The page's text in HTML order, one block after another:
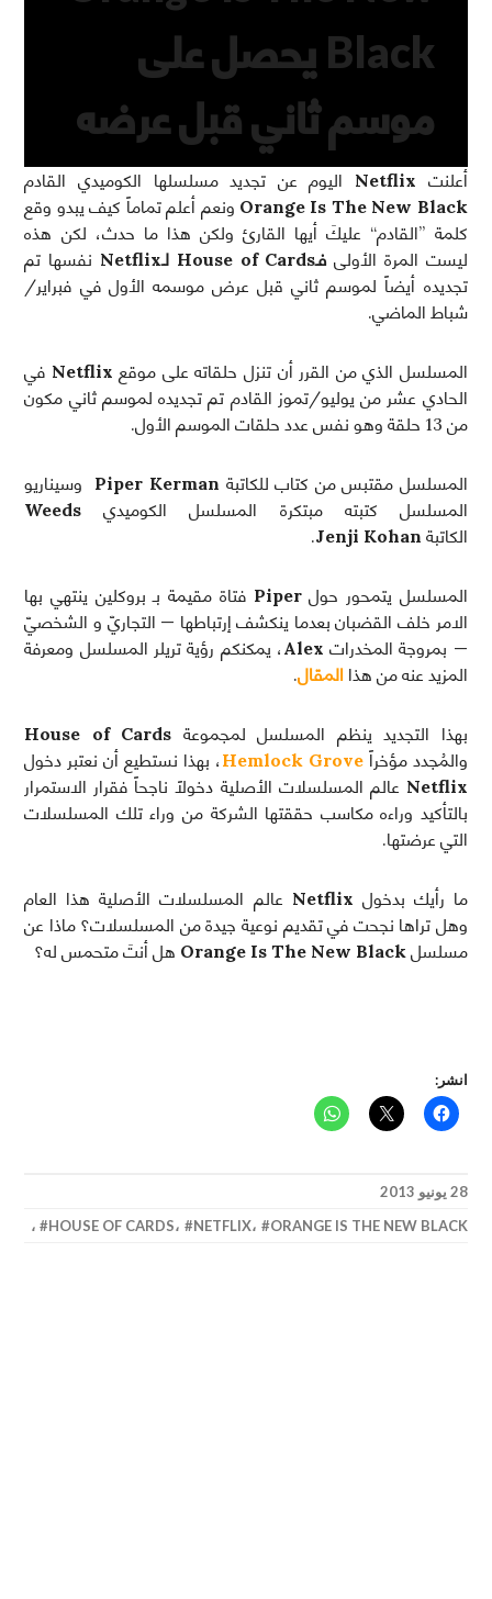
Black يحصل على
موسم ثاني قبل عرضه
أعلنت Netflix اليوم عن تجديد مسلسلها الكوميدي القادم
Orange Is The New Black ونعم أعلم تماماً كيف يبدو وقع
كلمة ”القادم“ عليكَ أيها القارئ ولكن هذا ما حدث، لكن هذه
ليست المرة الأولىفـHouse of Cards لـNetflix
نفسها تم
تجديده أيضاً لموسم ثاني قبل عرض موسمه الأول في فبراير/
شباط الماضي.
المسلسل الذي من القرر أن تنزل حلقاته على موقع Netflix في
الحادي عشر من يوليو/تموز القادم تم تجديده لموسم ثاني مكون
من 13 حلقة وهو نفس عدد حلقات الموسم الأول.
المسلسل مقتبس من كتاب للكاتبة Piper Kerman وسيناريو
المسلسل كتبته مبتكرة المسلسل الكوميدي Weeds
الكاتبة Jenji Kohan
.
المسلسل يتمحور حولPiper فتاة مقيمة بـ بروكلين ينتهي بها
الامر خلف القضبان بعدما ينكشف إرتباطها — التجاريّ و الشخصيّ
— بمروجة المخدرات Alex ، يمكنكم رؤية تريلر المسلسل ومعرفة
المزيد عنه من هذاالمقال.
بهذا التجديد ينظم المسلسل لمجموعة House of Cards
والمُجدد مؤخراًHemlock Grove ، بهذا نستطيع أن نعتبر دخول
Netflix عالم المسلسلات الأصلية دخولاً ناجحاً فقرار الاستمرار
بالتأكيد وراءه مكاسب حققتها الشركة من وراء تلك المسلسلات
التي عرضتها.
ما رأيك بدخول Netflix عالم المسلسلات الأصلية هذا العام
وهل تراها نجحت في تقديم نوعية جيدة من المسلسلات؟ ماذا عن
مسلسلOrange Is The New Black هل أنتَ متحمس له؟
انشر:
28 يونيو 2013
،
HOUSE OF CARDS، NETFLIX، ORANGE IS THE NEW BLACK